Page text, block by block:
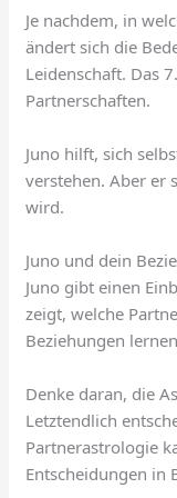
Je nachdem, in
ändert sich die
Leidenschaft. Das
Partnerschaften.
Juno hilft, sich
verstehen. Aber er
wird.
Juno und dein
Juno gibt einen
zeigt, welche
Beziehungen
Denke daran, die
Letztendlich
Partnerastrologie
Entscheidungen in